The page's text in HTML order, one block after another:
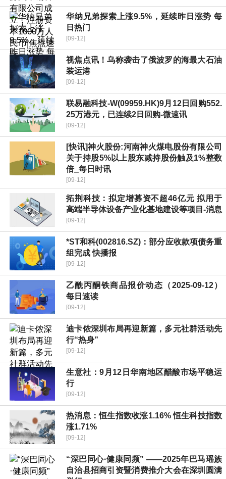
华纳兄弟探索上涨9.5%，延续昨日涨势 每
日热门
[09-12]
视焦点讯！乌称袭击了俄波罗的海最大石油
装运港
[09-12]
联易融科技-W(09959.HK)9月12日回购552.
25万港元，已连续2日回购-微速讯
[09-12]
[快讯]神火股份:河南神火煤电股份有限公司
关于持股5%以上股东减持股份触及1%整数
倍_每日时讯
[09-12]
拓荆科技：拟定增募资不超46亿元 拟用于
高端半导体设备产业化基地建设等项目-消息
[09-12]
*ST和科(002816.SZ)：部分应收款项债务重
组完成 快播报
[09-12]
乙酰丙酮铁商品报价动态（2025-09-12）
每日速读
[09-12]
迪卡侬深圳布局再迎新篇，多元社群活动先
行“热身”
[09-12]
生意社：9月12日华南地区醋酸市场平稳运
行
[09-12]
热消息：恒生指数收涨1.16% 恒生科技指数
涨1.71%
[09-12]
“深巴同心·健康同频” ——2025年巴马瑶族
自治县招商引资暨消费推介大会在深圳圆满